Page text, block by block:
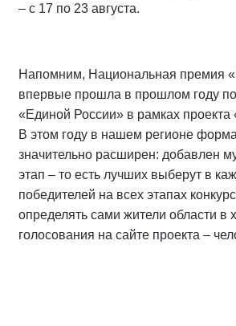
– с 17 по 23 августа.
Напомним, Национальная премия
впервые прошла в прошлом году
«Единой России» в рамках
В этом году в нашем регионе
значительно расширен: добавлен
этап – то есть лучших выберут в
победителей на всех этапах
определять сами жители области в
голосования на сайте проекта –